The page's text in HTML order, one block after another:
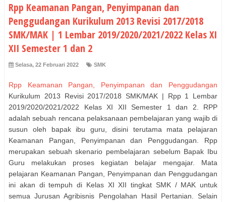
Rpp Keamanan Pangan, Penyimpanan dan
Penggudangan Kurikulum 2013 Revisi 2017/2018
SMK/MAK | 1 Lembar 2019/2020/2021/2022 Kelas XI
XII Semester 1 dan 2
Selasa, 22 Februari 2022 SMK
Rpp Keamanan Pangan, Penyimpanan dan Penggudangan
Kurikulum 2013 Revisi 2017/2018 SMK/MAK | Rpp 1 Lembar
2019/2020/2021/2022 Kelas XI XII Semester 1 dan 2. RPP
adalah sebuah rencana pelaksanaan pembelajaran yang wajib di
susun oleh bapak ibu guru, disini terutama mata pelajaran
Keamanan Pangan, Penyimpanan dan Penggudangan. Rpp
merupakan sebuah skenario pembelajaran sebelum Bapak Ibu
Guru melakukan proses kegiatan belajar mengajar. Mata
pelajaran Keamanan Pangan, Penyimpanan dan Penggudangan
ini akan di tempuh di Kelas XI XII tingkat SMK / MAK untuk
semua Jurusan Agribisnis Pengolahan Hasil Pertanian. Selain